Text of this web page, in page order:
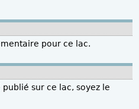
pour ce lac.
sur ce lac, soyez le